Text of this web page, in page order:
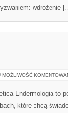
wdrożenie
MOŻLIWOŚĆ
Endermologia to
które chcą